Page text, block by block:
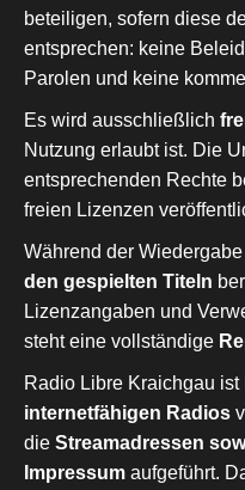
beteiligen, sofern diese
entsprechen: keine
Parolen und keine
Es wird ausschließlich
Nutzung erlaubt ist. Die
entsprechenden Rechte
freien Lizenzen
Während der
den gespielten Titeln
Lizenzangaben und
steht eine vollständige
Radio Libre Kraichgau ist
internetfähigen Radios
die Streamadressen
Impressum aufgeführt.